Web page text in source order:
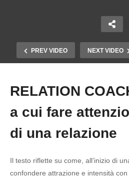
PREV VIDEO NEXT VIDEO
Copy Embed
RELATION COACH: Perchè
RELATION
a cui fare
di una relazione
Il testo riflette su come, all’inizio di
confondere attrazione e intensità